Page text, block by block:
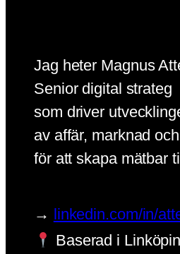
Jag heter Magnus
Senior digital strateg
som driver
av affär, marknad
för att skapa mätbar
→ linkedin.com/in/
Baserad i